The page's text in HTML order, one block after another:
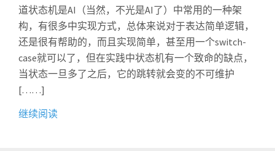
道状态机是AI（当然，不光是AI了）中常用的一种架
构，有很多中实现方式，总体来说对于表达简单逻辑，
还是很有帮助的，而且实现简单，甚至用一个switch-
case就可以了，但在实践中状态机有一个致命的缺点，
当状态一旦多了之后，它的跳转就会变的不可维护
[……]
继续阅读